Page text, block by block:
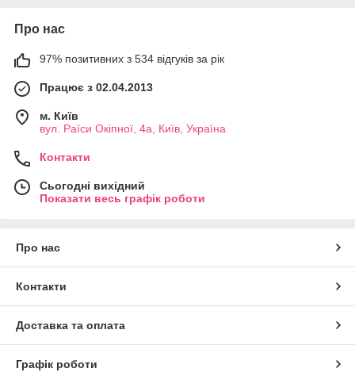
Про нас
97% позитивних з 534 відгуків за рік
Працює з 02.04.2013
м. Київ
вул. Раїси Окіпної, 4а, Київ, Україна
Контакти
Сьогодні вихідний
Показати весь графік роботи
Про нас
Контакти
Доставка та оплата
Графік роботи